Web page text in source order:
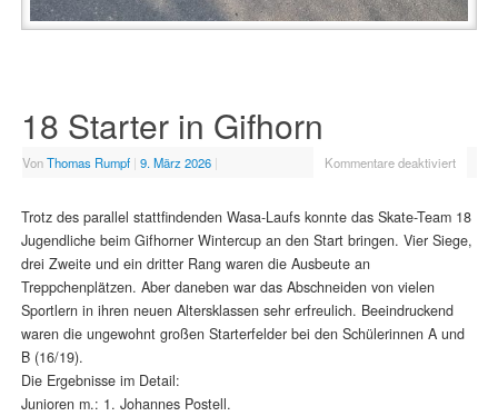
18 Starter in Gifhorn
VonThomas Rumpf | 9. März 2026 | Kommentare deaktiviert
Trotz des parallel stattfindenden Wasa-Laufs konnte das Skate-Team 18
Jugendliche beim Gifhorner Wintercup an den Start bringen. Vier Siege,
drei Zweite und ein dritter Rang waren die Ausbeute an
Treppchenplätzen. Aber daneben war das Abschneiden von vielen
Sportlern in ihren neuen Altersklassen sehr erfreulich. Beeindruckend
waren die ungewohnt großen Starterfelder bei den Schülerinnen A und
B (16/19).
Die Ergebnisse im Detail:
Junioren m.: 1. Johannes Postell.